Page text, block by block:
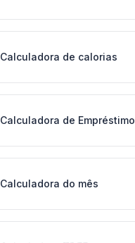
Calculadora de calorias
Calculadora de Empréstimo
Calculadora do mês